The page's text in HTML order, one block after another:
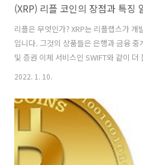
(XRP) 리플 코인의 장점과 특징
리플은 무엇인가? XRP는 리플랩스가 개
입니다. 그것의 상품들은 은행과 금융
및 증권 이체 서비스인 SWIFT와 같이
송금 시스템에 사용됩니다. XRP는 미리
용 네트워크로 설립되었습니다. 네트워
여 서로 대출을 하고 신용 한도를 개설할
화폐 시대를 연 지 3년이 지나고, 리플은
서비스 회사가 거래의 상대자 역할을 하
이 되었습니다. 같은 해 자사의 암호화
2022. 1. 10.